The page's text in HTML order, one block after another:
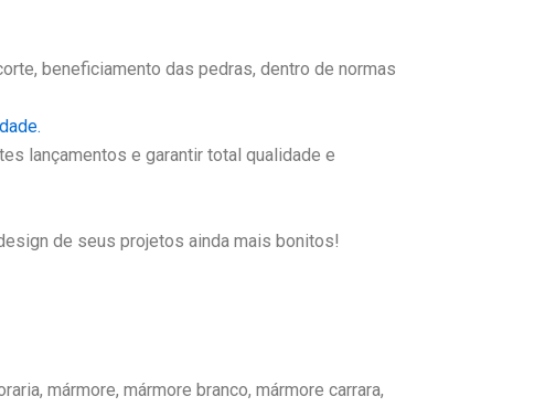
beneficiamento das pedras, dentro de normas
lançamentos e garantir total qualidade e
de seus projetos ainda mais bonitos!
mármore, mármore branco, mármore carrara,